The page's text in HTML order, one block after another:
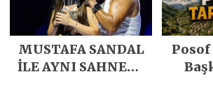
MUSTAFA SANDAL
İLE AYNI SAHNEDE
Posof